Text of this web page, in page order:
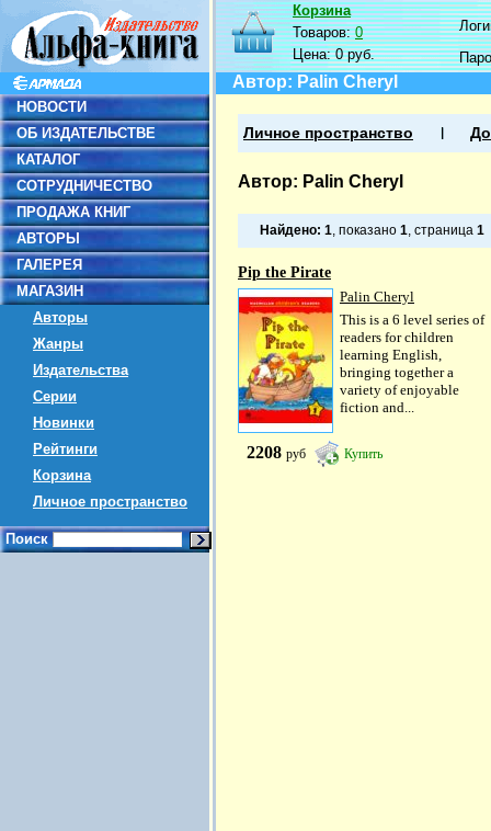
НОВОСТИ
ОБ ИЗДАТЕЛЬСТВЕ
КАТАЛОГ
СОТРУДНИЧЕСТВО
ПРОДАЖА КНИГ
АВТОРЫ
ГАЛЕРЕЯ
МАГАЗИН
Авторы
Жанры
Издательства
Серии
Новинки
Рейтинги
Корзина
Личное пространство
Поиск
Корзина
Товаров:0
Цена:0 руб.
Автор: Palin Cheryl
Личное пространство
Автор: Palin Cheryl
Найдено: 1, показано 1, страница 1
Pip the Pirate
Palin Cheryl
This is a 6 level series of
readers for children
learning English,
bringing together a
variety of enjoyable
fiction and...
2208 руб Купить